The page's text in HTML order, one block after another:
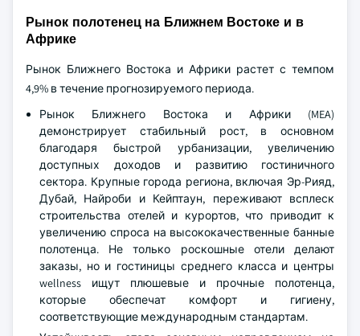
Рынок полотенец на Ближнем Востоке и в
Африке
Рынок Ближнего Востока и Африки растет с темпом
4,9% в течение прогнозируемого периода.
Рынок Ближнего Востока и Африки (MEA)
демонстрирует стабильный рост, в основном
благодаря быстрой урбанизации, увеличению
доступных доходов и развитию гостиничного
сектора. Крупные города региона, включая Эр-Рияд,
Дубай, Найроби и Кейптаун, переживают всплеск
строительства отелей и курортов, что приводит к
увеличению спроса на высококачественные банные
полотенца. Не только роскошные отели делают
заказы, но и гостиницы среднего класса и центры
wellness ищут плюшевые и прочные полотенца,
которые обеспечат комфорт и гигиену,
соответствующие международным стандартам.